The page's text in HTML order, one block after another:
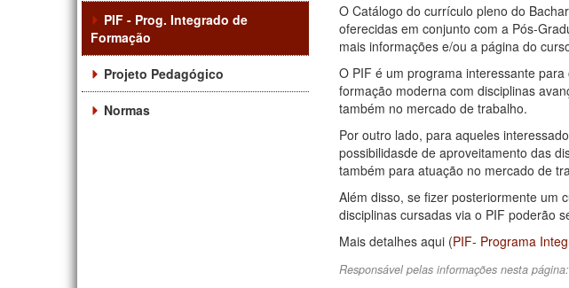
PIF - Prog. Integrado de
Formação
Projeto Pedagógico
Normas
O Catálogo do currículo pleno do
oferecidas em conjunto com a Pós-
mais informações e/ou a página do
O PIF é um programa interessante
formação moderna com disciplinas
também no mercado de trabalho.
Por outro lado, para aqueles
possibilidasde de aproveitamento das
também para atuação no mercado de
Além disso, se fizer posteriormente um
disciplinas cursadas via o PIF poderão
Mais detalhes aqui (PIF- Programa
Responsável pelas informações nesta página: